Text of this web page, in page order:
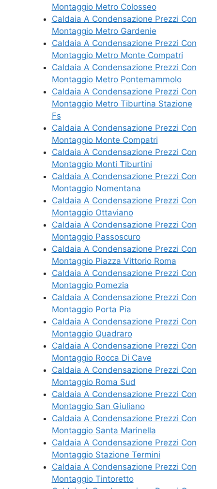
Montaggio Metro Colosseo
Caldaia A Condensazione Prezzi Con
Montaggio Metro Gardenie
Caldaia A Condensazione Prezzi Con
Montaggio Metro Monte Compatri
Caldaia A Condensazione Prezzi Con
Montaggio Metro Pontemammolo
Caldaia A Condensazione Prezzi Con
Montaggio Metro Tiburtina Stazione
Fs
Caldaia A Condensazione Prezzi Con
Montaggio Monte Compatri
Caldaia A Condensazione Prezzi Con
Montaggio Monti Tiburtini
Caldaia A Condensazione Prezzi Con
Montaggio Nomentana
Caldaia A Condensazione Prezzi Con
Montaggio Ottaviano
Caldaia A Condensazione Prezzi Con
Montaggio Passoscuro
Caldaia A Condensazione Prezzi Con
Montaggio Piazza Vittorio Roma
Caldaia A Condensazione Prezzi Con
Montaggio Pomezia
Caldaia A Condensazione Prezzi Con
Montaggio Porta Pia
Caldaia A Condensazione Prezzi Con
Montaggio Quadraro
Caldaia A Condensazione Prezzi Con
Montaggio Rocca Di Cave
Caldaia A Condensazione Prezzi Con
Montaggio Roma Sud
Caldaia A Condensazione Prezzi Con
Montaggio San Giuliano
Caldaia A Condensazione Prezzi Con
Montaggio Santa Marinella
Caldaia A Condensazione Prezzi Con
Montaggio Stazione Termini
Caldaia A Condensazione Prezzi Con
Montaggio Tintoretto